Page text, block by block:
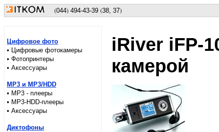
(044) 494-43-39 (38, 37)
Цифровое фото
• Цифровые фотокамеры
• Фотопринтеры
• Аксессуары
MP3 и MP3/HDD
• MP3 - плееры
• MP3-HDD-плееры
• Аксессуары
Диктофоны
iRiver iFP-
камерой